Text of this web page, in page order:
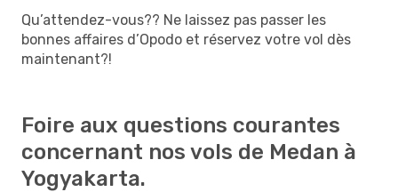
Qu’attendez-vous?? Ne laissez pas passer les
bonnes affaires d’Opodo et réservez votre vol dès
maintenant?!
Foire aux questions courantes
concernant nos vols de Medan à
Yogyakarta.